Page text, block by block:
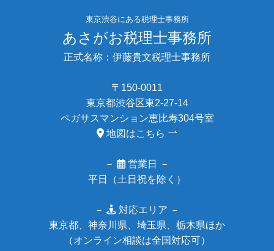
東京渋谷にある税理士事務所
あさがお税理士事務所
正式名称：伊藤貴文税理士事務所
〒150-0011
東京都渋谷区東2-27-14
ペガサスマンション恵比寿304号室
地図はこちら
－
営業日 －
平日（土日祝を除く）
－
対応エリア －
東京都、神奈川県、埼玉県、栃木県ほか
（オンライン相談は全国対応可）